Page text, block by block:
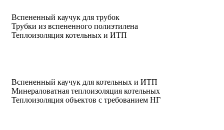
Вспененный каучук для трубок
Трубки из вспененного полиэтилена
Теплоизоляция котельных и ИТП
Вспененный каучук для котельных и ИТП
Минераловатная теплоизоляция котельных
Теплоизоляция объектов с требованием НГ